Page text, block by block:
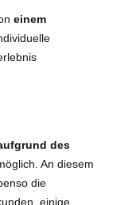
einem
des
An diesem
die
einige